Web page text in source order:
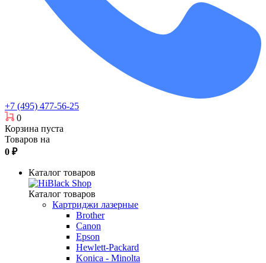
+7 (495) 477-56-25
0
Корзина пуста
Товаров на
0 ₽
Каталог товаров
Каталог товаров
Картриджи лазерные
Brother
Canon
Epson
Hewlett-Packard
Konica - Minolta